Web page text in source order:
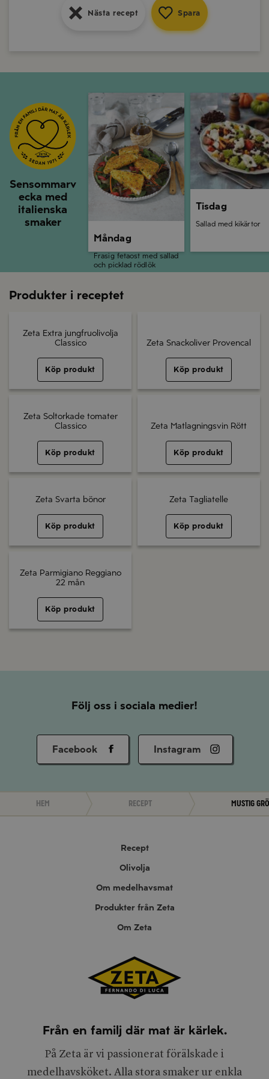
Nästa recept Spara
Sensommarv
ecka med
italienska
smaker
Måndag
Måndag
Frasig fetaost med sallad
och picklad rödlök
Tisdag
Sallad med kikärtor
Produkter i receptet
Zeta Extra jungfruolivolja
Classico
Köp produkt
Zeta Snackoliver Provencal
Köp produkt
Zeta Soltorkade tomater
Classico
Köp produkt
Zeta Matlagningsvin Rött
Köp produkt
Zeta Svarta bönor
Köp produkt
Zeta Tagliatelle
Köp produkt
Zeta Parmigiano Reggiano
22 mån
Köp produkt
Följ oss i sociala medier!
Facebook Instagram
Hem Recept Mustig
Recept
Olivolja
Om medelhavsmat
Produkter från Zeta
Om Zeta
Från en familj där mat är kärlek.
På Zeta är vi passionerat förälskade i
medelhavsköket. Alla stora smaker ur enkla